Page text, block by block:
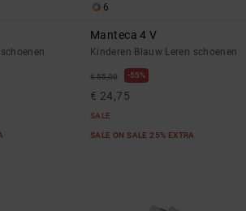
6
Manteca 4 V
Kinderen Blauw Leren schoenen
€ 55,00 55%
€ 24,75
SALE
SALE ON SALE 25% EXTRA